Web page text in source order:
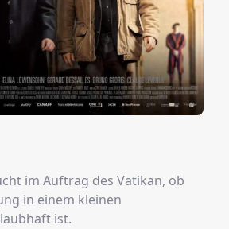
im Auftrag des Vatikan, ob
in einem kleinen
ist.